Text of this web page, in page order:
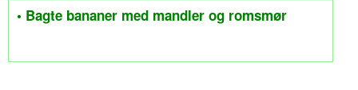
• Bagte bananer med mandler og romsmør